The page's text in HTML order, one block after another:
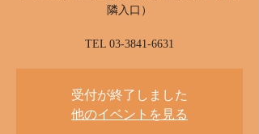
隣入口）
TEL 03-3841-6631
受付が終了しました
他のイベントを見る